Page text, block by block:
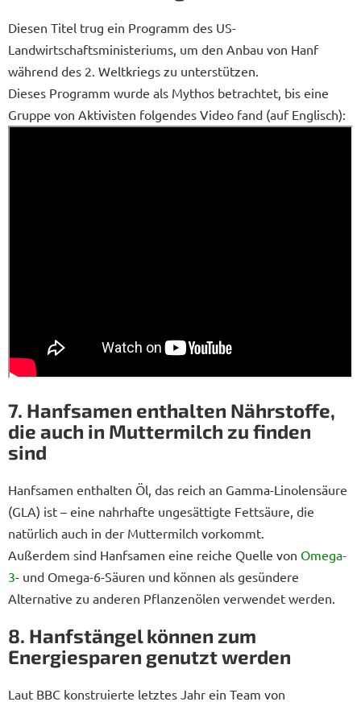
Diesen Titel trug ein Programm des US-
Landwirtschaftsministeriums, um den Anbau von Hanf
während des 2. Weltkriegs zu unterstützen.
Dieses Programm wurde als Mythos betrachtet, bis eine
Gruppe von Aktivisten folgendes Video fand (auf Englisch):
7. Hanfsamen enthalten Nährstoffe,
die auch in Muttermilch zu finden
sind
Hanfsamen enthalten Öl, das reich an Gamma-Linolensäure
(GLA) ist – eine nahrhafte ungesättigte Fettsäure, die
natürlich auch in der Muttermilch vorkommt.
Außerdem sind Hanfsamen eine reiche Quelle von Omega-
3- und Omega-6-Säuren und können als gesündere
Alternative zu anderen Pflanzenölen verwendet werden.
8. Hanfstängel können zum
Energiesparen genutzt werden
Laut BBC konstruierte letztes Jahr ein Team von